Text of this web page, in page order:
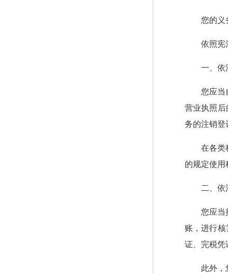
您的义
依照宪
一、依
您应当
营业执照
务的注销登
在各类
的规定使
二、
您应当
账，进行
证、完税凭
此外，